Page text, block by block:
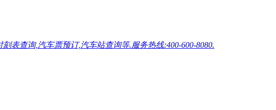
表查询,汽车票预订,汽车站查询等.服务热线:400-600-8080.